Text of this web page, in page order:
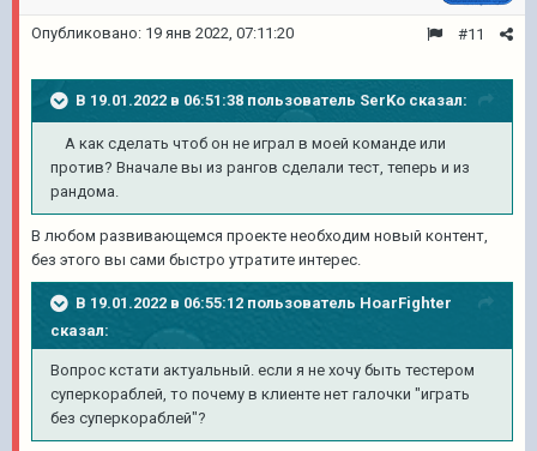
#11
Опубликовано: 19 янв 2022, 07:11:20
В 19.01.2022 в 06:51:38 пользователь SerKo сказал:
А как сделать чтоб он не играл в моей команде или
против? Вначале вы из рангов сделали тест, теперь и из
рандома.
В любом развивающемся проекте необходим новый контент,
без этого вы сами быстро утратите интерес.
В 19.01.2022 в 06:55:12 пользователь HoarFighter
сказал:
Вопрос кстати актуальный. если я не хочу быть тестером
суперкораблей, то почему в клиенте нет галочки "играть
без суперкораблей"?